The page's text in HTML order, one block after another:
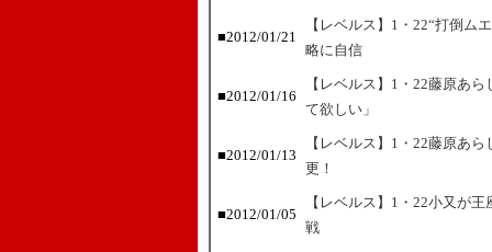
■2012/01/21
【レベルス】1・22“打倒ム
略に自信
■2012/01/16
【レベルス】1・22藤原あ
て欲しい」
■2012/01/13
【レベルス】1・22藤原あ
更！
■2012/01/05
【レベルス】1・22小又が
戦